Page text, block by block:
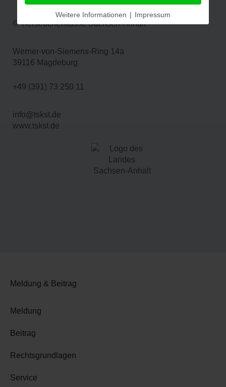
© Tierseuchenkasse Sachsen-Anhalt
Werner-von-Siemens-Ring 14a
39116 Magdeburg
+49 (391) 73 250 11
info@tskst.de
www.tskst.de
Meldung & Beitrag
Meldung
Beitrag
Rechtsgrundlagen
Service
Weitere Informationen | Impressum